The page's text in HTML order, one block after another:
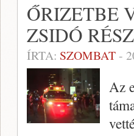
ŐRIZETBE
ZSIDÓ
ÍRTA: SZOMBAT-
Az